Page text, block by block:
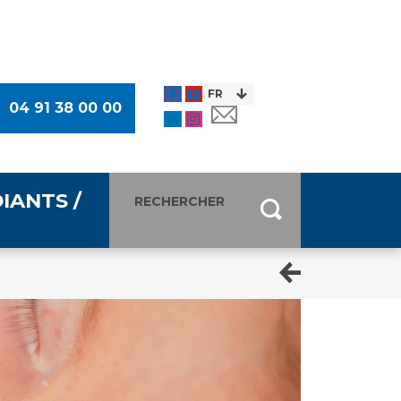
04 91 38 00 00
Des Usagers (CDU)
des Usagers
/
de presse